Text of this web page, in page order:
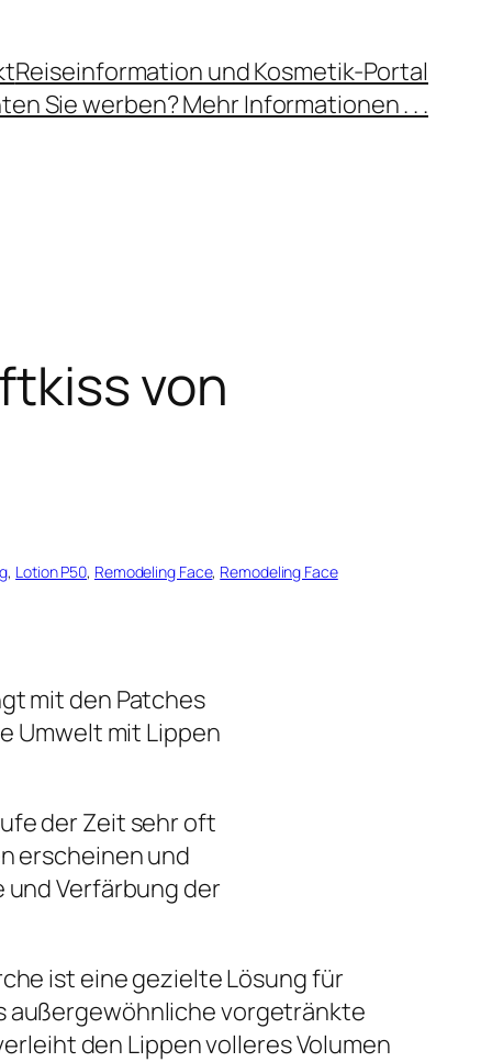
Reiseinformation und Kosmetik-Portal
Sie werben? Mehr Informationen . . .
von
, Lotion P50, Remodeling Face, Remodeling Face
mit den Patches
Umwelt mit Lippen
der Zeit sehr oft
erscheinen und
Verfärbung der
ist eine gezielte Lösung für
außergewöhnliche vorgetränkte
den Lippen volleres Volumen